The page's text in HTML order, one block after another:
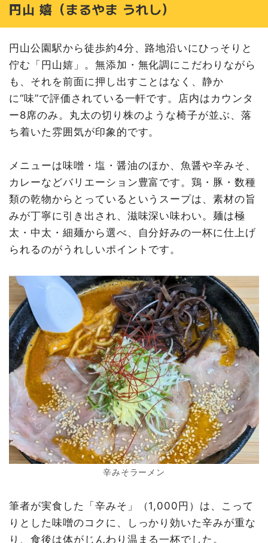
円山 嬉（まるやま うれし）
円山公園駅から徒歩約4分、路地沿いにひっそりと
佇む「円山嬉」。無添加・無化調にこだわりながら
も、それを前面に押し出すことはなく、静か
に“味”で評価されている一軒です。店内はカウンタ
ー8席のみ。丸太の切り株のような椅子が並ぶ、落
ち着いた雰囲気が印象的です。
メニューは味噌・塩・醤油のほか、魚醤や辛みそ、
カレーなどバリエーション豊富です。鶏・豚・数種
類の乾物からとっているというスープは、素材の旨
みが丁寧に引き出され、滋味深い味わい。麺は極
太・中太・細麺から選べ、自分好みの一杯に仕上げ
られるのがうれしいポイントです。
辛みそラーメン
筆者が実食した「辛みそ」（1,000円）は、こって
りとした味噌のコクに、しっかり効いた辛みが重な
り、食後は体がじんわり温まる一杯でした。